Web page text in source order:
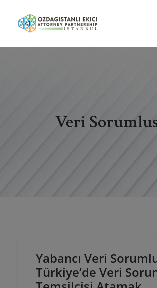
PRACTICE AREASVeri
Yabancı Veri
Türkiye’de Veri